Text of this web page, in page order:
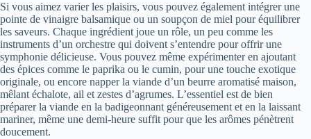
Si vous aimez varier les plaisirs, vous pouvez également intégrer une
pointe de vinaigre balsamique ou un soupçon de miel pour équilibrer
les saveurs. Chaque ingrédient joue un rôle, un peu comme les
instruments d’un orchestre qui doivent s’entendre pour offrir une
symphonie délicieuse. Vous pouvez même expérimenter en ajoutant
des épices comme le paprika ou le cumin, pour une touche exotique
originale, ou encore napper la viande d’un beurre aromatisé maison,
mêlant échalote, ail et zestes d’agrumes. L’essentiel est de bien
préparer la viande en la badigeonnant généreusement et en la laissant
mariner, même une demi-heure suffit pour que les arômes pénètrent
doucement.